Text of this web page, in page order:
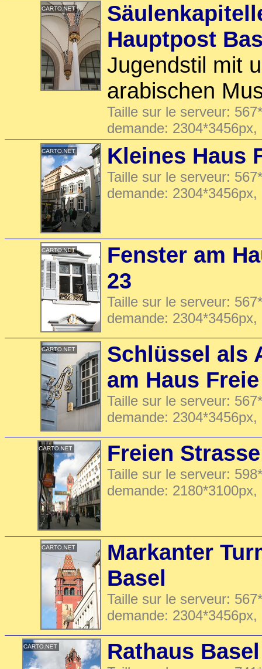
Hauptpost
Jugendstil mit
arabischen
Taille sur le serveur:
demande:
Kleines Haus
Taille sur le serveur:
demande:
Fenster am
23
Taille sur le serveur:
demande:
Schlüssel als
am Haus
Taille sur le serveur:
demande:
Freien
Taille sur le serveur:
demande:
Markanter
Basel
Taille sur le serveur:
demande:
Rathaus Basel